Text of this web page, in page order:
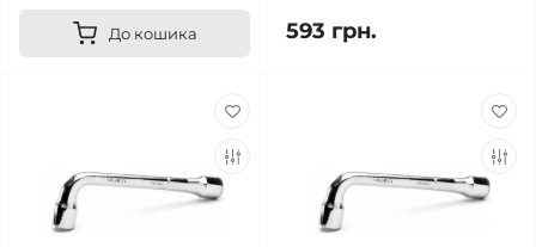
До кошика 593 грн.